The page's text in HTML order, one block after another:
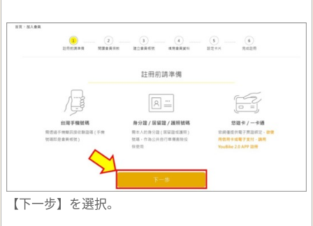
【下一步】を選択。